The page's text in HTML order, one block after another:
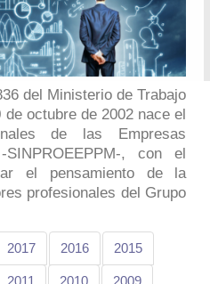
del Ministerio de Trabajo
octubre de 2002 nace el
de las Empresas
, con el
el pensamiento de la
profesionales del Grupo
2017 2016 2015
2011 2010 2009